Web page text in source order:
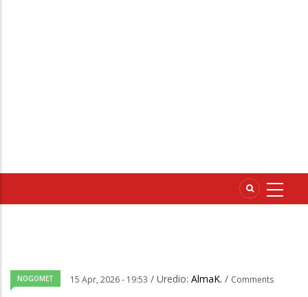
NOGOMET 15 Apr, 2026 - 19:53 / Uredio: AlmaK. / Comments